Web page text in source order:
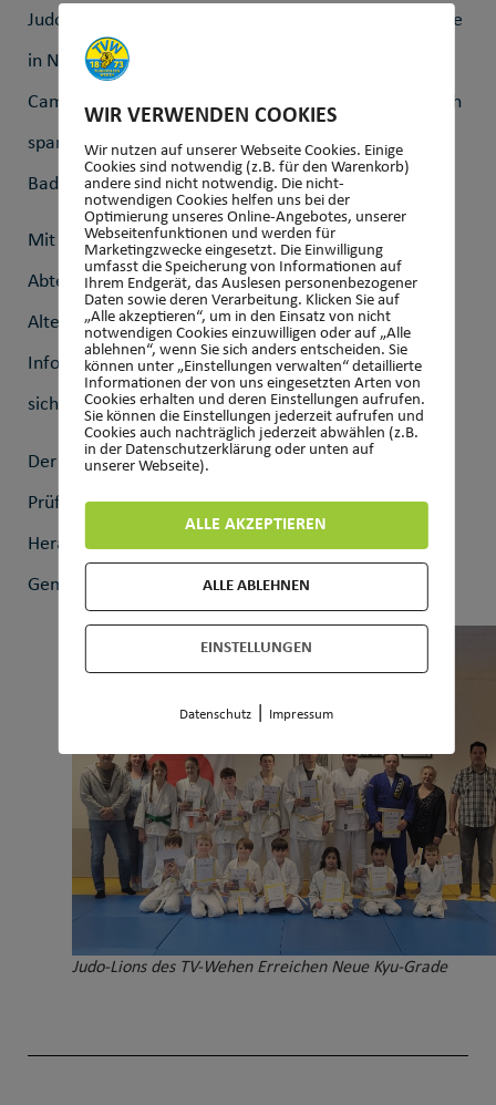
Judo-Abteilung an der Hessischen Judo-Sommerschule
in Nieder-Roden teilnehmen. Das einwöchige Judo-
Camp bietet nicht nur tägliches Training, sondern auch
spannende Freizeitaktivitäten wie den Besuch eines
Badesees, Nachtwanderungen und eine Disco.
Mit Beginn des neuen Schuljahrs bietet die Judo-
Abteilung des TV-Wehen neue Anfängerkurse für alle
Altersklassen an. Interessierte finden weitere
Informationen unterwww.tvwehen.deoder können
sich telefonisch unter 0175/59 11 59 3 melden.
Der TV 1873 Wehen E.V. gratuliert allen erfolgreichen
Prüflingen und freut sich auf die kommenden
Herausforderungen und Erlebnisse in der Judo-
Gemeinschaft.
Judo-Lions des TV-Wehen Erreichen Neue Kyu-Grade
WIR VERWENDEN COOKIES
Wir nutzen auf unserer Webseite Cookies. Einige
Cookies sind notwendig (z.B. für den Warenkorb)
andere sind nicht notwendig. Die nicht-
notwendigen Cookies helfen uns bei der
Optimierung unseres Online-Angebotes, unserer
Webseitenfunktionen und werden für
Marketingzwecke eingesetzt. Die Einwilligung
umfasst die Speicherung von Informationen auf
Ihrem Endgerät, das Auslesen personenbezogener
Daten sowie deren Verarbeitung. Klicken Sie auf
„Alle akzeptieren“, um in den Einsatz von nicht
notwendigen Cookies einzuwilligen oder auf „Alle
ablehnen“, wenn Sie sich anders entscheiden. Sie
können unter „Einstellungen verwalten“ detaillierte
Informationen der von uns eingesetzten Arten von
Cookies erhalten und deren Einstellungen aufrufen.
Sie können die Einstellungen jederzeit aufrufen und
Cookies auch nachträglich jederzeit abwählen (z.B.
in der Datenschutzerklärung oder unten auf
unserer Webseite).
ALLE AKZEPTIEREN
ALLE ABLEHNEN
EINSTELLUNGEN
Datenschutz| Impressum